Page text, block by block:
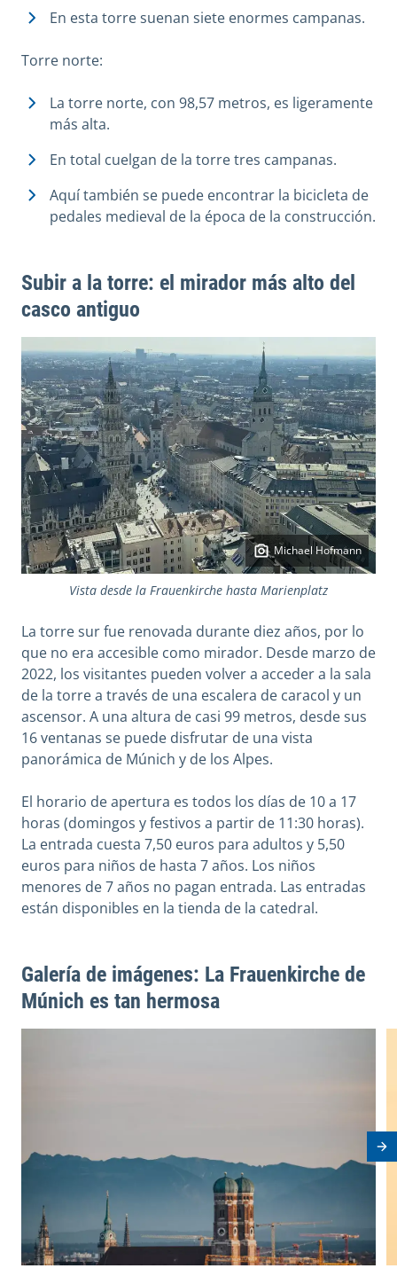
En esta torre suenan siete enormes campanas.
Torre norte:
La torre norte, con 98,57 metros, es ligeramente
más alta.
En total cuelgan de la torre tres campanas.
Aquí también se puede encontrar la bicicleta de
pedales medieval de la época de la construcción.
Subir a la torre: el mirador más alto del
casco antiguo
Michael Hofmann
Vista desde la Frauenkirche hasta Marienplatz
La torre sur fue renovada durante diez años, por lo
que no era accesible como mirador. Desde marzo de
2022, los visitantes pueden volver a acceder a la sala
de la torre a través de una escalera de caracol y un
ascensor. A una altura de casi 99 metros, desde sus
16 ventanas se puede disfrutar de una vista
panorámica de Múnich y de los Alpes.
El horario de apertura es todos los días de 10 a 17
horas (domingos y festivos a partir de 11:30 horas).
La entrada cuesta 7,50 euros para adultos y 5,50
euros para niños de hasta 7 años. Los niños
menores de 7 años no pagan entrada. Las entradas
están disponibles en la tienda de la catedral.
Galería de imágenes: La Frauenkirche de
Múnich es tan hermosa